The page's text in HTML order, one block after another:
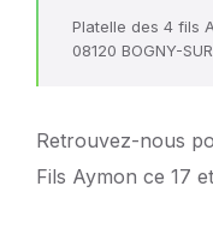
Platelle des 4 fils
08120 BOGNY-
Retrouvez-nous
Fils Aymon ce 17